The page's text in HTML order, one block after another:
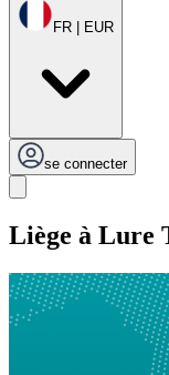
FR | EUR
se connecter
Liège à Lure